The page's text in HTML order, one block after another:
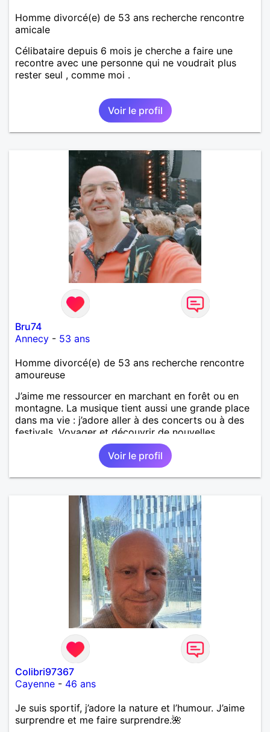
Homme divorcé(e) de 53 ans recherche rencontre
amicale
Célibataire depuis 6 mois je cherche a faire une
recontre avec une personne qui ne voudrait plus
rester seul , comme moi .
Voir le profil
Bru74
Annecy - 53 ans
Homme divorcé(e) de 53 ans recherche rencontre
amoureuse
J’aime me ressourcer en marchant en forêt ou en
montagne. La musique tient aussi une grande place
dans ma vie : j’adore aller à des concerts ou à des
festivals. Voyager et découvrir de nouvelles
cultures, c’est ce qui m’inspire le plus. J’aimerais
rencontrer quelqu’un avec qui partager ces
moments simples et sincères.
Voir le profil
Colibri97367
Cayenne - 46 ans
Je suis sportif, j’adore la nature et l’humour. J’aime
surprendre et me faire surprendre.🌺